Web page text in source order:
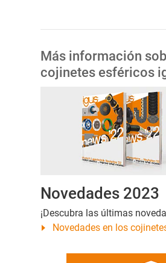
Más información
cojinetes esféricos
Novedades 2023
¡Descubra las últimas
Novedades en los